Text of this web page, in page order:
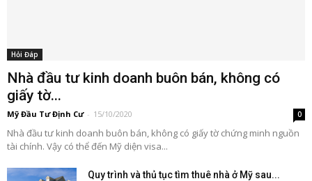
Hỏi Đáp
Nhà đầu tư kinh doanh buôn bán, không có
giấy tờ...
Mỹ Đầu Tư Định Cư - 15/10/2020 0
Nhà đầu tư kinh doanh buôn bán, không có giấy tờ chứng minh nguồn
tài chính. Vậy có thể đến Mỹ diện visa...
Quy trình và thủ tục tìm thuê nhà ở Mỹ sau...